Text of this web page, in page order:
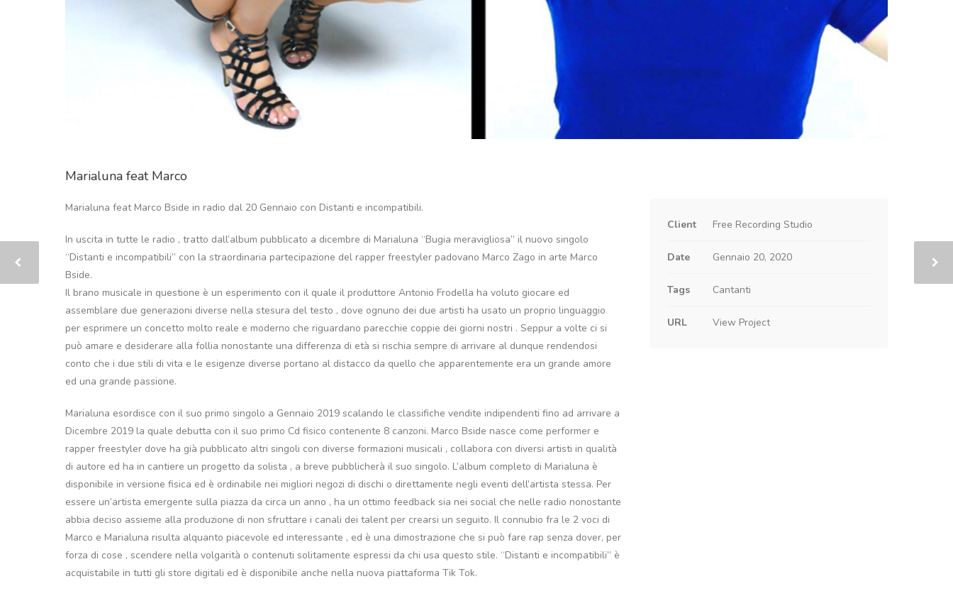
Marialuna feat Marco
Marialuna feat Marco Bside in radio dal 20 Gennaio con Distanti e incompatibili.
In uscita in tutte le radio , tratto dall’album pubblicato a dicembre di Marialuna “Bugia meravigliosa” il nuovo singolo
“Distanti e incompatibili” con la straordinaria partecipazione del rapper freestyler padovano Marco Zago in arte Marco
Bside.
Il brano musicale in questione è un esperimento con il quale il produttore Antonio Frodella ha voluto giocare ed
assemblare due generazioni diverse nella stesura del testo , dove ognuno dei due artisti ha usato un proprio linguaggio
per esprimere un concetto molto reale e moderno che riguardano parecchie coppie dei giorni nostri . Seppur a volte ci si
può amare e desiderare alla follia nonostante una differenza di età si rischia sempre di arrivare al dunque rendendosi
conto che i due stili di vita e le esigenze diverse portano al distacco da quello che apparentemente era un grande amore
ed una grande passione.
Marialuna esordisce con il suo primo singolo a Gennaio 2019 scalando le classifiche vendite indipendenti fino ad arrivare a
Dicembre 2019 la quale debutta con il suo primo Cd fisico contenente 8 canzoni. Marco Bside nasce come performer e
rapper freestyler dove ha già pubblicato altri singoli con diverse formazioni musicali , collabora con diversi artisti in qualità
di autore ed ha in cantiere un progetto da solista , a breve pubblicherà il suo singolo. L’album completo di Marialuna è
disponibile in versione fisica ed è ordinabile nei migliori negozi di dischi o direttamente negli eventi dell’artista stessa. Per
essere un’artista emergente sulla piazza da circa un anno , ha un ottimo feedback sia nei social che nelle radio nonostante
abbia deciso assieme alla produzione di non sfruttare i canali dei talent per crearsi un seguito. Il connubio fra le 2 voci di
Marco e Marialuna risulta alquanto piacevole ed interessante , ed è una dimostrazione che si può fare rap senza dover, per
forza di cose , scendere nella volgarità o contenuti solitamente espressi da chi usa questo stile. “Distanti e incompatibili” è
acquistabile in tutti gli store digitali ed è disponibile anche nella nuova piattaforma Tik Tok.
Client Free Recording Studio
Date Gennaio 20, 2020
Tags Cantanti
URL View Project